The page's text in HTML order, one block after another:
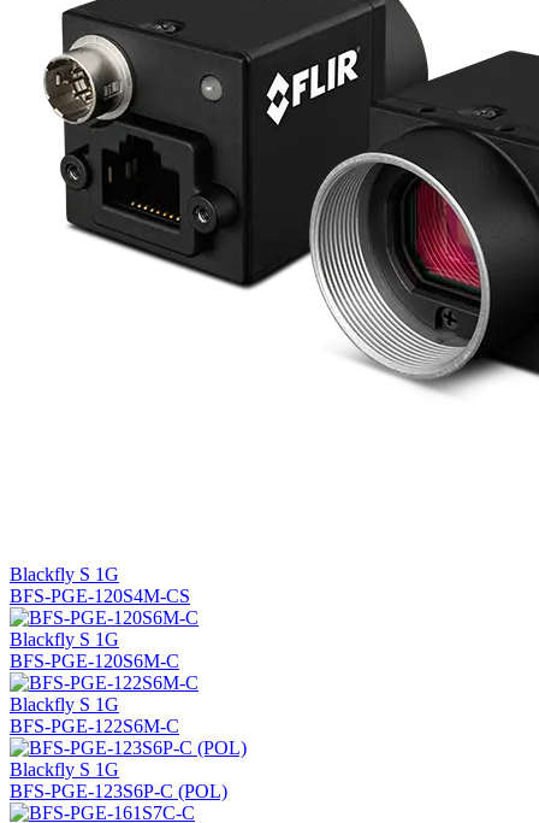
Blackfly S 1G
BFS-PGE-120S4M-CS
Blackfly S 1G
BFS-PGE-120S6M-C
Blackfly S 1G
BFS-PGE-122S6M-C
Blackfly S 1G
BFS-PGE-123S6P-C (POL)